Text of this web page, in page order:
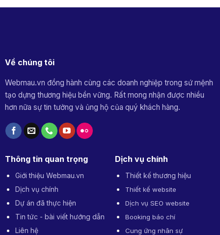
Về chúng tôi
Webmau.vn đồng hành cùng các doanh nghiệp trong sứ mệnh
tạo dựng thương hiệu bền vững. Rất mong nhận được nhiều
hơn nữa sự tin tưởng và ủng hộ của quý khách hàng.
Thông tin quan trọng
Giới thiệu Webmau.vn
Dịch vụ chính
Dự án đã thực hiện
Tin tức - bài viết hướng dẫn
Liên hệ
Dịch vụ chính
Thiết kế thương hiệu
Thiết kế website
Dịch vụ SEO website
Booking báo chí
Cung ứng nhân sự